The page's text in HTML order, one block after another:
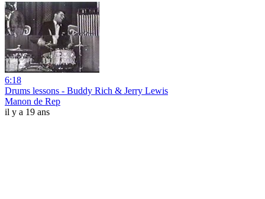
6:18
Drums lessons - Buddy Rich & Jerry Lewis
Manon de Rep
il y a 19 ans